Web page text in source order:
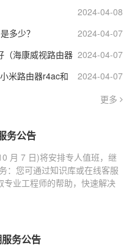
2024-04-08
2024-04-07
多少？
2024-04-07
（海康威视路由器
2024-04-07
米路由器r4ac和
更多
务公告
月 7 日)将安排专人值班，继
：您可通过知识库或在线客服
业工程师的帮助，快速解决
服务公告